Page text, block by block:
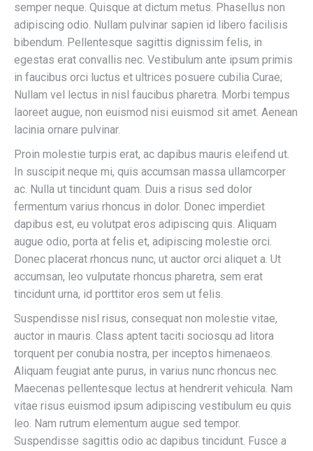
semper neque. Quisque at dictum metus. Phasellus non
adipiscing odio. Nullam pulvinar sapien id libero facilisis
bibendum. Pellentesque sagittis dignissim felis, in
egestas erat convallis nec. Vestibulum ante ipsum primis
in faucibus orci luctus et ultrices posuere cubilia Curae;
Nullam vel lectus in nisl faucibus pharetra. Morbi tempus
laoreet augue, non euismod nisi euismod sit amet. Aenean
lacinia ornare pulvinar.
Proin molestie turpis erat, ac dapibus mauris eleifend ut.
In suscipit neque mi, quis accumsan massa ullamcorper
ac. Nulla ut tincidunt quam. Duis a risus sed dolor
fermentum varius rhoncus in dolor. Donec imperdiet
dapibus est, eu volutpat eros adipiscing quis. Aliquam
augue odio, porta at felis et, adipiscing molestie orci.
Donec placerat rhoncus nunc, ut auctor orci aliquet a. Ut
accumsan, leo vulputate rhoncus pharetra, sem erat
tincidunt urna, id porttitor eros sem ut felis.
Suspendisse nisl risus, consequat non molestie vitae,
auctor in mauris. Class aptent taciti sociosqu ad litora
torquent per conubia nostra, per inceptos himenaeos.
Aliquam feugiat ante purus, in varius nunc rhoncus nec.
Maecenas pellentesque lectus at hendrerit vehicula. Nam
vitae risus euismod ipsum adipiscing vestibulum eu quis
leo. Nam rutrum elementum augue sed tempor.
Suspendisse sagittis odio ac dapibus tincidunt. Fusce a